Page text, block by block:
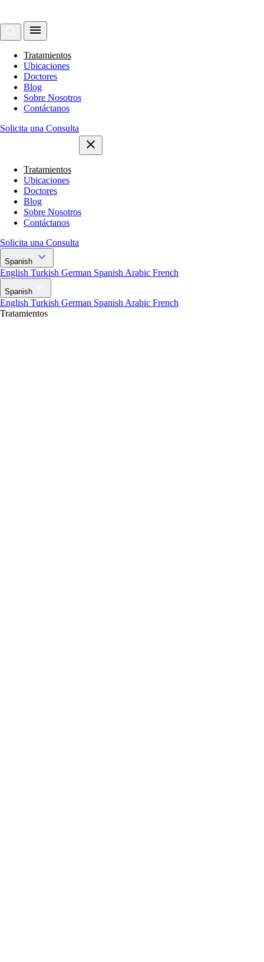
Tratamientos
Ubicaciones
Doctores
Blog
Sobre Nosotros
Contáctanos
Solicita una Consulta
Tratamientos
Ubicaciones
Doctores
Blog
Sobre Nosotros
Contáctanos
Solicita una Consulta
Spanish
English Turkish German Spanish Arabic French
Spanish
English Turkish German Spanish Arabic French
Tratamientos